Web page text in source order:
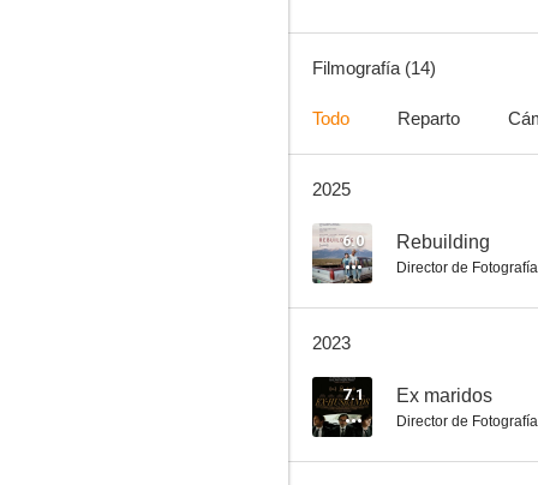
Filmografía (14)
Todo Reparto
2025
6.0 Rebuilding
Director de Fotografía
2023
7.1 Ex maridos
Director de Fotografía